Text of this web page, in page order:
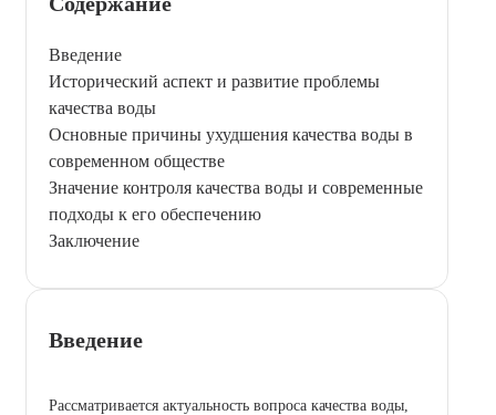
Введение
Исторический аспект и развитие проблемы
качества воды
Основные причины ухудшения качества воды в
современном обществе
Значение контроля качества воды и современные
подходы к его обеспечению
Заключение
Введение
Рассматривается актуальность вопроса качества воды,